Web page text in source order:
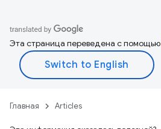
Эта страница переведена с помощью
Главная Articles